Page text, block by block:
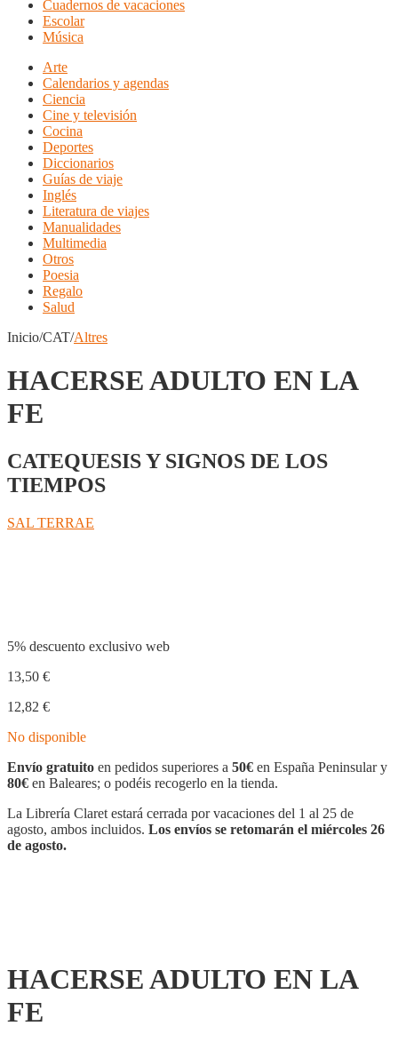
Cuadernos de vacaciones
Escolar
Música
Arte
Calendarios y agendas
Ciencia
Cine y televisión
Cocina
Deportes
Diccionarios
Guías de viaje
Inglés
Literatura de viajes
Manualidades
Multimedia
Otros
Poesia
Regalo
Salud
Inicio/CAT/Altres
HACERSE ADULTO EN LA
FE
CATEQUESIS Y SIGNOS DE LOS
TIEMPOS
SAL TERRAE
5% descuento exclusivo web
13,50 €
12,82 €
No disponible
Envío gratuito en pedidos superiores a 50€ en España Peninsular y
80€ en Baleares; o podéis recogerlo en la tienda.
La Librería Claret estará cerrada por vacaciones del 1 al 25 de
agosto, ambos incluidos. Los envíos se retomarán el miércoles 26
de agosto.
HACERSE ADULTO EN LA
FE